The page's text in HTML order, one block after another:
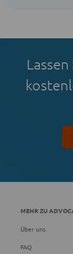
MEHR ZU
Über uns
FAQ